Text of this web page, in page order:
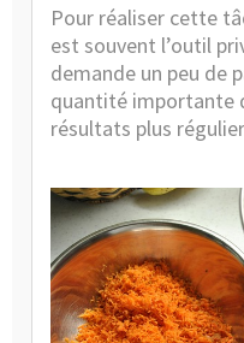
Pour réaliser cette
est souvent l’outil
demande un peu de
quantité importante
résultats plus